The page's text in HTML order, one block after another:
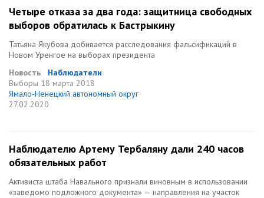
Четыре отказа за два года: защитница свободных
выборов обратилась к Бастрыкину
Татьяна Якубова добивается расследования фальсификаций в
Новом Уренгое на выборах президента
Новость
Наблюдатели
Выборы 18 марта 2018
Ямало-Ненецкий автономный округ
27.02.2020
Наблюдателю Артему Тербаляну дали 240 часов
обязательных работ
Активиста штаба Навального признали виновным в использовании
«заведомо подложного документа» — направления на участок